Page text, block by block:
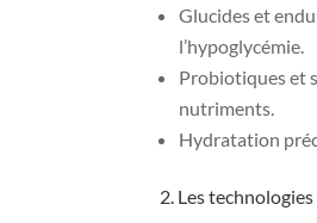
Glucides et
l’hypoglycémie.
Probiotiques et
nutriments.
Hydratation
2. Les